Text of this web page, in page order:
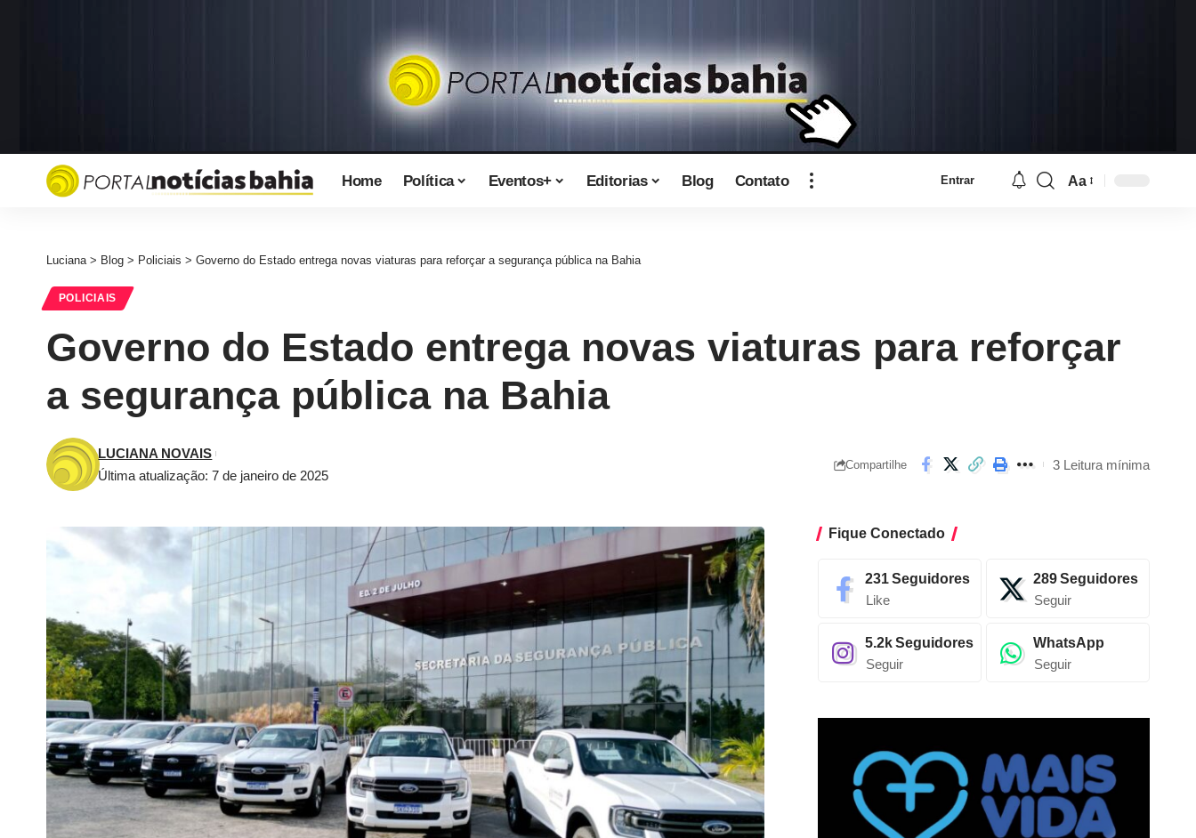
Home Política Eventos+ Editorias Blog Contato Entrar Aa
Luciana> Blog > Policiais > Governo do Estado entrega novas viaturas para reforçar a segurança pública na Bahia
POLICIAIS
Governo do Estado entrega novas viaturas para reforçar
a segurança pública na Bahia
Última atualização: 7 de janeiro de 2025
LUCIANA NOVAIS
Compartilhe 3 Leitura mínima
Fique Conectado
231Seguidores
Like
289Seguidores
Seguir
5.2kSeguidores
Seguir
WhatsApp
Seguir